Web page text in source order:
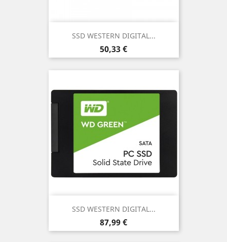
SSD WESTERN DIGITAL...
Prezzo
50,33 €
SSD WESTERN DIGITAL...
Prezzo
87,99 €